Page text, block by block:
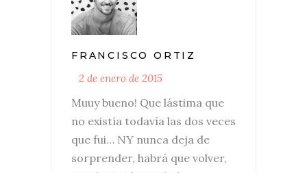
FRANCISCO ORTIZ
2 de enero de 2015
Muuy bueno! Que lástima que
no existía todavía las dos veces
que fui… NY nunca deja de
sorprender, habrá que volver,